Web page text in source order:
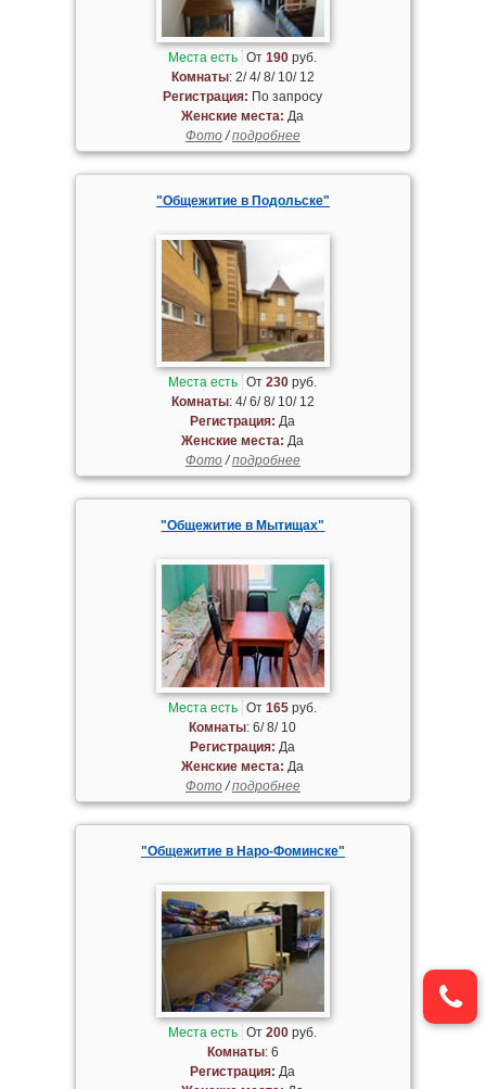
Места есть От190 руб.
Комнаты: 2/ 4/ 8/ 10/ 12
Регистрация: По запросу
Женские места: Да
Фото/подробнее
"Общежитие в Подольске"
Места есть От230 руб.
Комнаты: 4/ 6/ 8/ 10/ 12
Регистрация: Да
Женские места: Да
Фото/подробнее
"Общежитие в Мытищах"
Места есть От165 руб.
Комнаты: 6/ 8/ 10
Регистрация: Да
Женские места: Да
Фото/подробнее
"Общежитие в Наро-Фоминске"
Места есть От200 руб.
Комнаты: 6
Регистрация: Да